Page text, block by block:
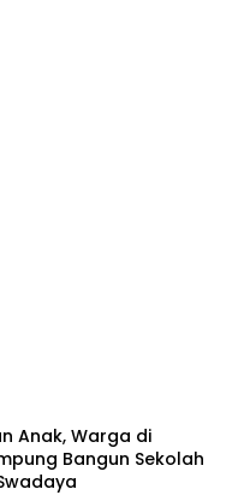
Anak, Warga di
Bangun Sekolah